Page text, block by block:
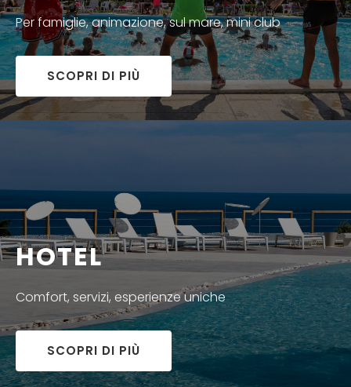
Per famiglie, animazione, sul mare, mini club
SCOPRI DI PIÙ
HOTEL
Comfort, servizi, esperienze uniche
SCOPRI DI PIÙ